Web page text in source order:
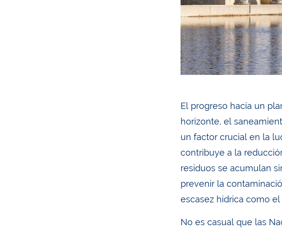
El progreso hacia un
horizonte, el
un factor crucial en la
contribuye a la
residuos se acumulan
prevenir la
escasez hídrica como
No es casual que las